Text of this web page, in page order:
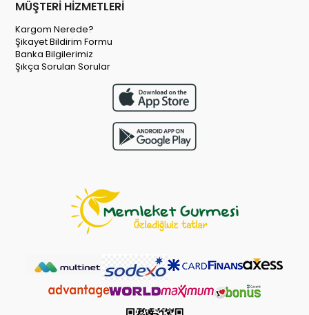
MÜŞTERİ HİZMETLERİ
Kargom Nerede?
Şikayet Bildirim Formu
Banka Bilgilerimiz
Şıkça Sorulan Sorular